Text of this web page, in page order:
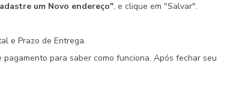
um Novo endereço", e clique em "Salvar".
e Prazo de Entrega.
para saber como funciona. Após fechar seu